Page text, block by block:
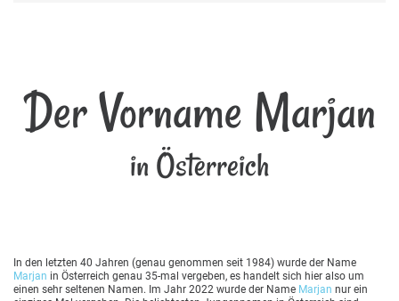
Der Vorname Marjan
in Österreich
In den letzten 40 Jahren (genau genommen seit 1984) wurde der Name
Marjan in Österreich genau 35-mal vergeben, es handelt sich hier also um
einen sehr seltenen Namen. Im Jahr 2022 wurde der Name Marjan nur ein